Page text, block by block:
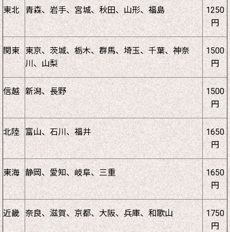
東北 青森、岩手、宮城、秋田、山形、福島
1250
円
関東
東京、茨城、栃木、群馬、埼玉、千葉、神奈
川、山梨
1500
円
信越 新潟、長野
1500
円
北陸 富山、石川、福井
1650
円
東海 静岡、愛知、岐阜、三重
1650
円
近畿 奈良、滋賀、京都、大阪、兵庫、和歌山
1750
円